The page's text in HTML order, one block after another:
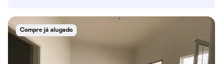
Compre já alugado